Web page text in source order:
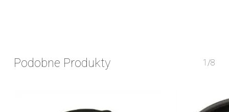
Podobne Produkty 1/8